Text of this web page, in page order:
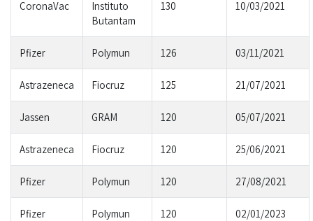
CoronaVac
Instituto
Butantam
130 10/03/2021
Pfizer Polymun 126 03/11/2021
Astrazeneca Fiocruz 125 21/07/2021
Jassen GRAM 120 05/07/2021
Astrazeneca Fiocruz 120 25/06/2021
Pfizer Polymun 120 27/08/2021
Pfizer Polymun 120 02/01/2023